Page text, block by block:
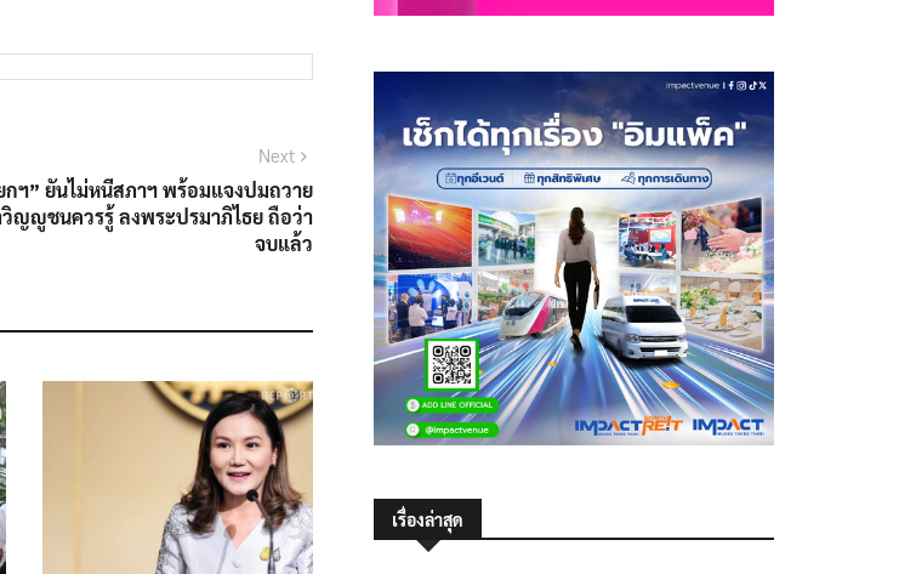
Next
กฯ” ยันไม่หนีสภาฯ พร้อมแจงปมถวาย
ญญูชนควรรู้ ลงพระปรมาภิไธย ถือว่า
จบแล้ว
เรื่องล่าสุด